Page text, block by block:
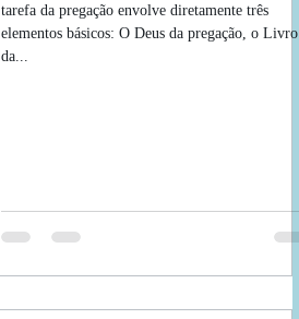
tarefa da pregação envolve diretamente três
elementos básicos: O Deus da pregação, o Livro
da...